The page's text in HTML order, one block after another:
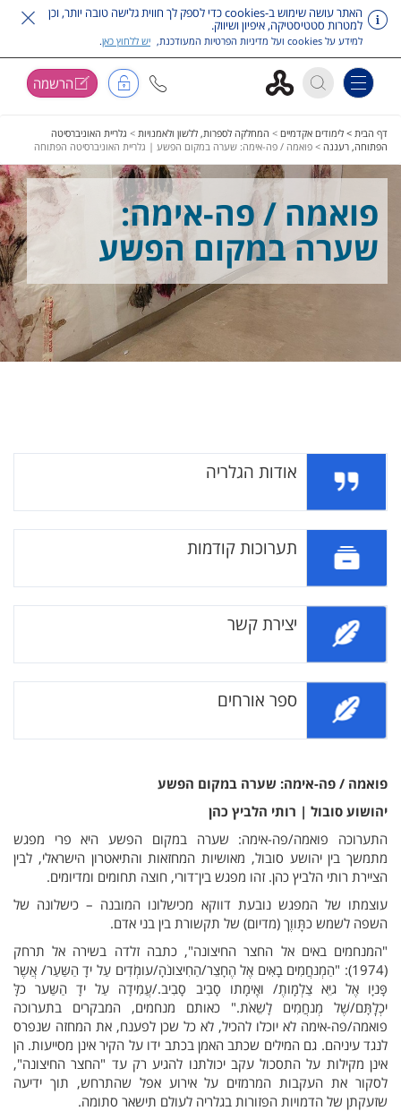
האתר עושה שימוש ב-cookies כדי לספק לך חווית גלישה טובה יותר, וכן
למטרות סטטיסטיקה, איפיון ושיווק.
למידע על cookies ועל מדיניות הפרטיות המעודכנת, יש ללחוץ כאן.
Toggle navigation הרשמה
דף הבית > לימודים אקדמיים > המחלקה לספרות, ללשון ולאמנויות > גלריית האוניברסיטה
הפתוחה, רעננה > פואמה / פה-אימה: שערה במקום הפשע | גלריית האוניברסיטה הפתוחה
פואמה / פה-אימה:
שערה במקום הפשע
אודות הגלריה
תערוכות קודמות
יצירת קשר
ספר אורחים
פואמה / פה-אימה: שערה במקום הפשע
יהושוע סובול | רותי הלביץ כהן
התערוכה פואמה/פה-אימה: שערה במקום הפשע היא פרי מפגש
מתמשך בין יהושע סובול, מאושיות המחזאות והתיאטרון הישראלי, לבין
הציירת רותי הלביץ כהן. זהו מפגש בין־דורי, חוצה תחומים ומדיומים.
עוצמתו של המפגש נובעת דווקא מכישלונו המובנה – כישלונה של
השפה לשמש כתׇּווֶך (מדיום) של תקשורת בין בני אדם.
"המנחמים באים אל החצר החיצונה", כתבה זלדה בשירה אל תרחק
(1974): "הַמְנחֲַמִים בָאִּים אֶל הֶחָצֵר/הַחִיצונֹהָ/עומְֹדִים עַל ידָ הַשַּעַר/ אֲשֶר
פָּניָו אֶל גיֵּא צַלְמָותֶ/ ואְֵימָתו סָבִיב סָבִיב./עֲמִידָה עַל ידָ הַשַּער כלָּ
יכְלְָתָּם/שֶׁל מְנחֲַמִים לָשֵאׂת." כאותם מנחמים, המבקרים בתערוכה
פואמה/פה-אימה לא יוכלו להכיל, לא כל שכן לפענח, את המחזה שנפרס
לנגד עיניהם. גם המילים שכתב האמן בכתב ידו על הקיר אינן מסייעות. הן
אינן מקילות על התסכול עקב יכולתנו להגיע רק עד "החצר החיצונה",
לסקור את העקבות המרמזים על אירוע אפל שהתרחש, תוך ידיעה
שזעקתן של הדמויות הפזורות בגלריה לעולם תישאר סתומה.